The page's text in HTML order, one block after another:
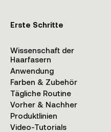
Erste Schritte
Wissenschaft der
Haarfasern
Anwendung
Farben & Zubehör
Tägliche Routine
Vorher & Nachher
Produktlinien
Video-Tutorials